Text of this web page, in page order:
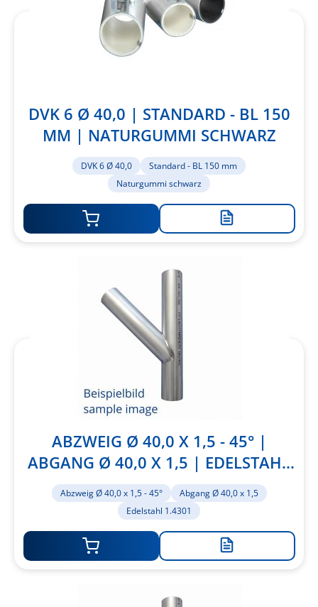
DVK 6 Ø 40,0 | STANDARD - BL 150
MM | NATURGUMMI SCHWARZ
DVK 6 Ø 40,0
Standard - BL 150 mm
Naturgummi schwarz
Zur
ABZWEIG Ø 40,0 X 1,5 - 45° |
ABGANG Ø 40,0 X 1,5 | EDELSTAHL
1.4301
Abzweig Ø 40,0 x 1,5 - 45°
Abgang Ø 40,0 x 1,5
Edelstahl 1.4301
Zur